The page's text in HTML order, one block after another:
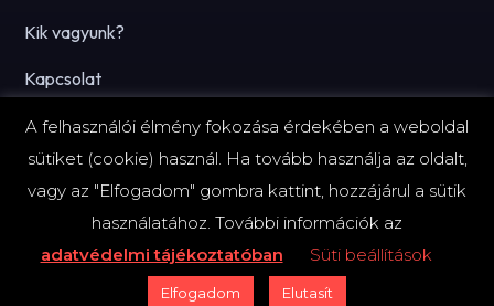
Kik vagyunk?
Kapcsolat
Hírlevél
© 2026 FinTechZone.hu - A FinTech Group Kft.
Adatvédelmi tájékoztató (PDF)Süti-beállítások
A felhasználói élmény fokozása érdekében a weboldal
sütiket (cookie) használ. Ha tovább használja az oldalt,
vagy az "Elfogadom" gombra kattint, hozzájárul a sütik
használatához. További információk az
adatvédelmi tájékoztatóban
Süti beállítások
Elfogadom Elutasít